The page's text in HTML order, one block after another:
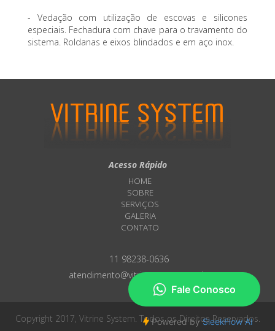
- Vedação com utilização de escovas e silicones
especiais. Fechadura com chave para o travamento do
sistema. Roldanas e eixos blindados e em aço inox.
Acesso Rápido
HOME
SOBRE
SERVIÇOS
GALERIA
CONTATO
11 98238-0636
atendimento@vitrinesystem.com.br
Copyright 2017, Vitrine System. Todos os Direitos Reservados.